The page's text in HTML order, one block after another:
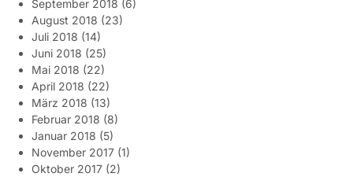
September 2018 (6)
August 2018 (23)
Juli 2018 (14)
Juni 2018 (25)
Mai 2018 (22)
April 2018 (22)
März 2018 (13)
Februar 2018 (8)
Januar 2018 (5)
November 2017 (1)
Oktober 2017 (2)